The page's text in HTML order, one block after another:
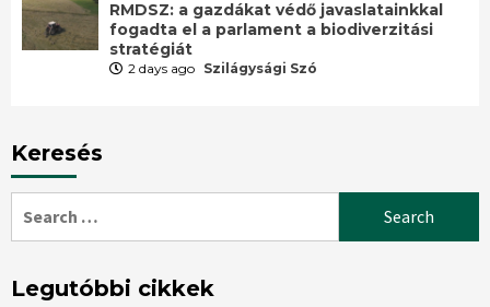
RMDSZ: a gazdákat védő javaslatainkkal
fogadta el a parlament a biodiverzitási
stratégiát
2 days ago Szilágysági Szó
Keresés
for:
Legutóbbi cikkek